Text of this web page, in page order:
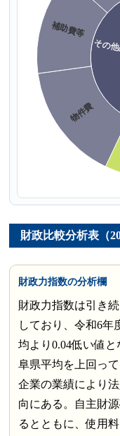
財政比較分析表（
財政力指数の分析欄
財政力指数は引き
しており、令和6年
均より0.04低い値
阜県平均を上回っ
企業の業績により
向にある。自主財
るとともに、使用